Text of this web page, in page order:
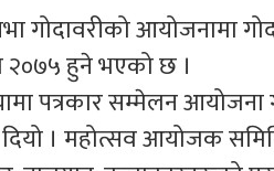
गोदावरीको आयोजनामा
२०७५ हुने भएको छ ।
पत्रकार सम्मेलन
। महोत्सव आयोजक